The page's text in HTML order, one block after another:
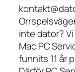
inte dator?
Mac PC
funnits 11 år